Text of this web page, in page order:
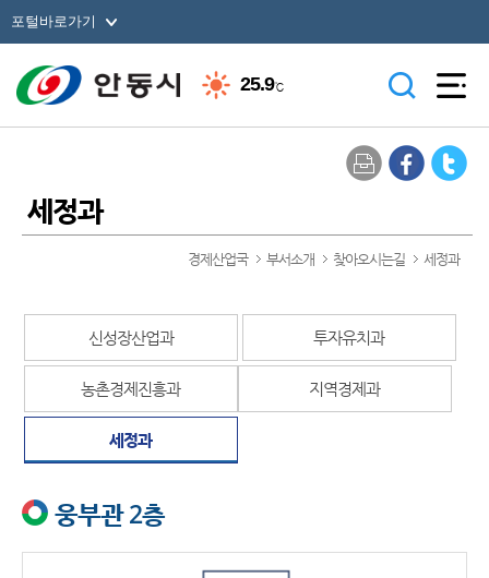
포털바로가기
25.9℃
세정과
경제산업국 부서소개 찾아오시는길 세정과
신성장산업과 투자유치과
농촌경제진흥과 지역경제과
세정과
웅부관 2층